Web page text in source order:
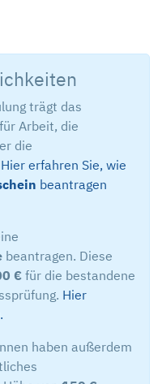
trägt das
Arbeit, die
die
Hier erfahren Sie, wie
beantragen
beantragen. Diese
€ für die bestandene
Hier
haben außerdem